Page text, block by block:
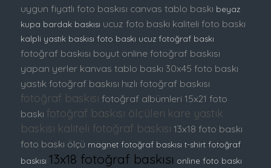
uygun fiyatlı foto baskısı canvas tablo baskı beyaz
kupa bardak baskısı ucuz foto baskı kaliteli foto baskı
kalpli yastık baskısı foto baskı ucuz fotoğraf baskı
fotoğraf baskısı boyut online fotoğraf baskısı
yapan yerler kanvas tablo baskı 30x45 foto baskı
yastık fotoğraf baskısı hızlı fotoğraf baskısı
fotoğraf baskısı fotoğraf albümleri 15x21 foto
baskı fotoğraf baskısı ölçüleri kare yastık
baskısı kaliteli fotoğraf baskısı 13x18 foto baskı
foto baskı ölçü magnet fotoğraf baskısı t-shirt fotoğraf
baskısı 13x18 fotoğraf baskısı online foto baskı